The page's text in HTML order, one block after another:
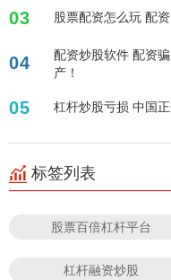
03 股票配资怎么玩 配
04
配资炒股软件 配资
产！
05 杠杆炒股亏损 中国
标签列表
股票百倍杠杆平台
杠杆融资炒股